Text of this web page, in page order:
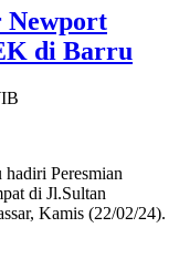
Newport
di Barru
Peresmian
di Jl.Sultan
Kamis (22/02/24).